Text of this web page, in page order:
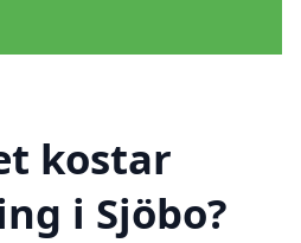
kostar
i Sjöbo?